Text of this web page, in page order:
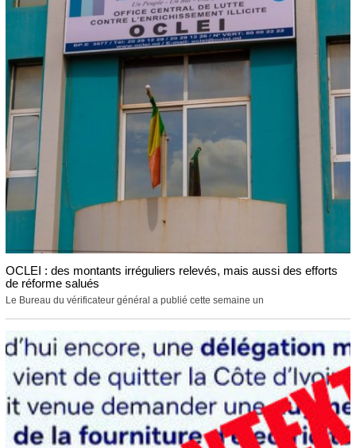
OCLEI : des montants irréguliers relevés, mais aussi des efforts
de réforme salués
Le Bureau du vérificateur général a publié cette semaine un